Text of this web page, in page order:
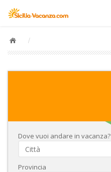
/
Dove vuoi andare in vacanza?
Provincia